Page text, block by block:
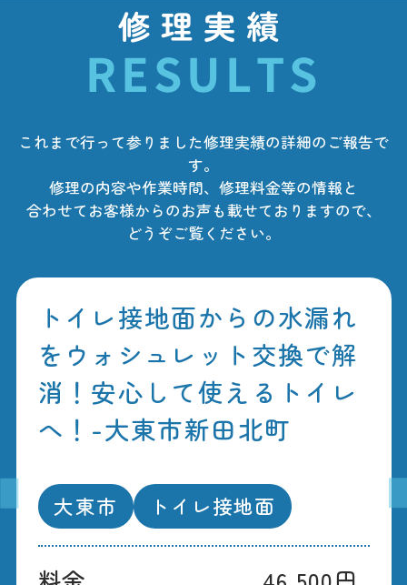
修理実績
RESULTS
これまで行って参りました修理実績の詳細のご報告で
す。
修理の内容や作業時間、修理料金等の情報と
合わせてお客様からのお声も載せておりますので、
どうぞご覧ください。
トイレ接地面からの水漏れ
をウォシュレット交換で解
消！安心して使えるトイレ
へ！-大東市新田北町
大東市 トイレ接地面